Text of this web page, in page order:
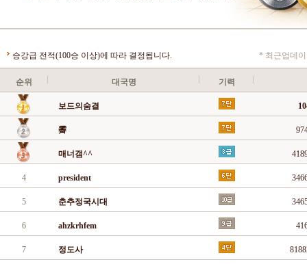
승강급 전적(100승 이상)에 따라 결정됩니다. * 최근업데이
순위 대국명 기력
보드의숨결
霽
매너갬^^
4 president
5 춘추정국시대
6 ahzkrhfem
7 정도사